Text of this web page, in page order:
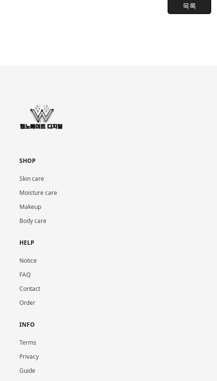
목록
SHOP
Skin care
Moisture care
Makeup
Body care
HELP
Notice
FAQ
Contact
Order
INFO
Terms
Privacy
Guide